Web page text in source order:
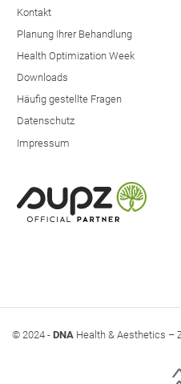
Kontakt
Planung Ihrer Behandlung
Health Optimization Week
Downloads
Häufig gestellte Fragen
Datenschutz
Impressum
© 2024 - DNAHealth & Aesthetics –